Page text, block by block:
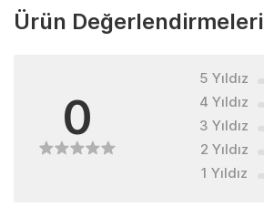
Ürün Değerlendirmeleri
0
5 Yıldız
4 Yıldız
3 Yıldız
2 Yıldız
1 Yıldız